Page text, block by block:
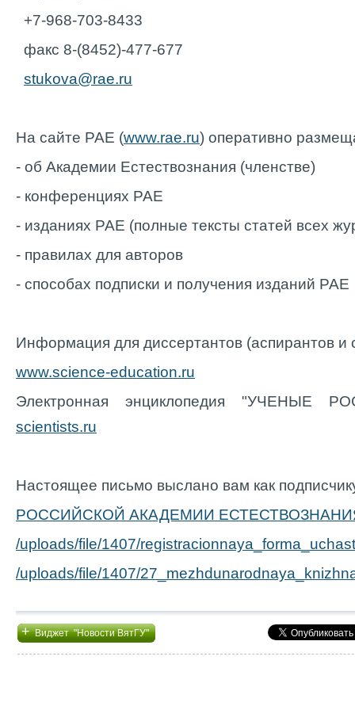
+7-968-703-8433
факс 8-(8452)-477-677
stukova@rae.ru
На сайте РАЕ (www.rae.ru) оперативно
- об Академии Естествознания (членстве)
- конференциях РАЕ
- изданиях РАЕ (полные тексты статей всех
- правилах для авторов
- способах подписки и получения изданий РАЕ
Информация для диссертантов (аспирантов и
www.science-education.ru
Электронная энциклопедия "УЧЕНЫЕ
scientists.ru
Настоящее письмо выслано вам как
РОССИЙСКОЙ АКАДЕМИИ
/uploads/file/1407/
/uploads/file/1407/
+Виджет "Новости ВятГУ"